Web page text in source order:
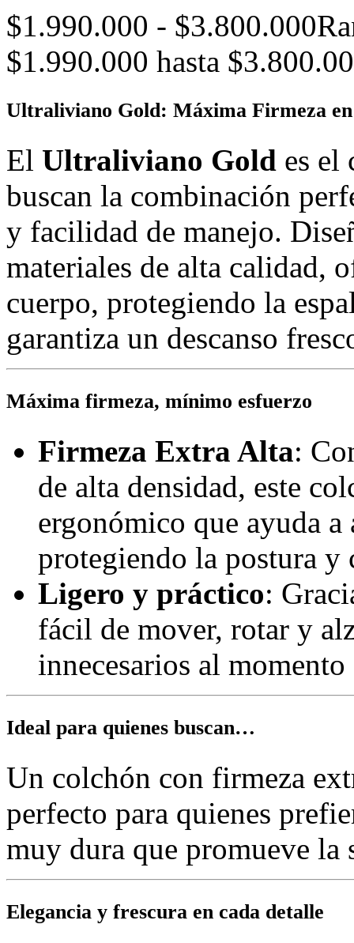
$1.990.000 - $3.800.000
$1.990.000 hasta
Ultraliviano Gold: Máxima Firmeza
El Ultraliviano Gold es el
buscan la combinación
y facilidad de manejo.
materiales de alta calidad,
cuerpo, protegiendo la
garantiza un descanso
Máxima firmeza, mínimo esfuerzo
Firmeza Extra Alta:
de alta densidad, este
ergonómico que ayuda
protegiendo la postura y
Ligero y práctico:
fácil de mover, rotar y
innecesarios al
Ideal para quienes buscan…
Un colchón con firmeza
perfecto para quienes
muy dura que promueve la
Elegancia y frescura en cada detalle